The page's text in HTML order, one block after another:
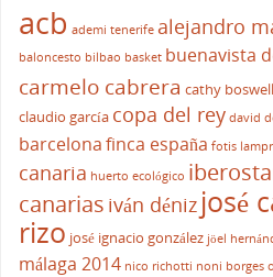
acb ademi tenerife alejandro
baloncesto bilbao basket buenavista
carmelo cabrera cathy boswell
claudio garcía copa del rey david
barcelonafinca españa fotis
canaria huerto ecológico
canarias iván déniz josé
rizo josé ignacio gonzález jöel
málaga 2014 nico richotti noni borges